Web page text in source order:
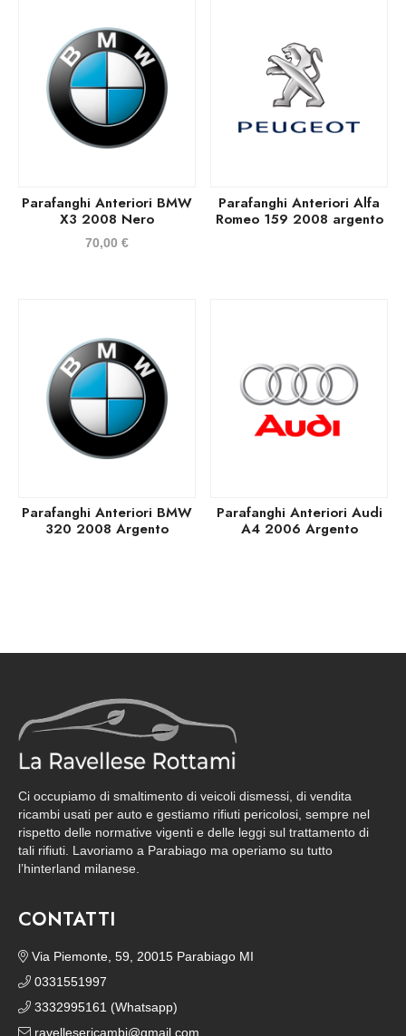
Parafanghi Anteriori BMW
X3 2008 Nero
70,00 €
Parafanghi Anteriori Alfa
Romeo 159 2008 argento
Parafanghi Anteriori BMW
320 2008 Argento
Parafanghi Anteriori Audi
A4 2006 Argento
Ci occupiamo di smaltimento di veicoli dismessi, di vendita
ricambi usati per auto e gestiamo rifiuti pericolosi, sempre nel
rispetto delle normative vigenti e delle leggi sul trattamento di
tali rifiuti. Lavoriamo a Parabiago ma operiamo su tutto
l’hinterland milanese.
CONTATTI
Via Piemonte, 59, 20015 Parabiago MI
0331551997
3332995161 (Whatsapp)
ravellesericambi@gmail.com